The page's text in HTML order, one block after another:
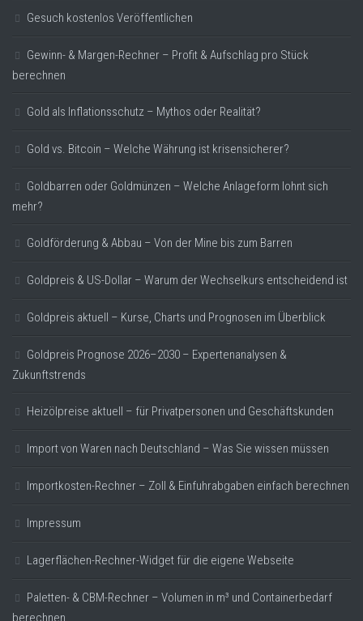
Gesuch kostenlos Veröffentlichen
Gewinn- & Margen-Rechner – Profit & Aufschlag pro Stück
berechnen
Gold als Inflationsschutz – Mythos oder Realität?
Gold vs. Bitcoin – Welche Währung ist krisensicherer?
Goldbarren oder Goldmünzen – Welche Anlageform lohnt sich
mehr?
Goldförderung & Abbau – Von der Mine bis zum Barren
Goldpreis & US-Dollar – Warum der Wechselkurs entscheidend ist
Goldpreis aktuell – Kurse, Charts und Prognosen im Überblick
Goldpreis Prognose 2026–2030 – Expertenanalysen &
Zukunftstrends
Heizölpreise aktuell – für Privatpersonen und Geschäftskunden
Import von Waren nach Deutschland – Was Sie wissen müssen
Importkosten-Rechner – Zoll & Einfuhrabgaben einfach berechnen
Impressum
Lagerflächen-Rechner-Widget für die eigene Webseite
Paletten- & CBM-Rechner – Volumen in m³ und Containerbedarf
berechnen